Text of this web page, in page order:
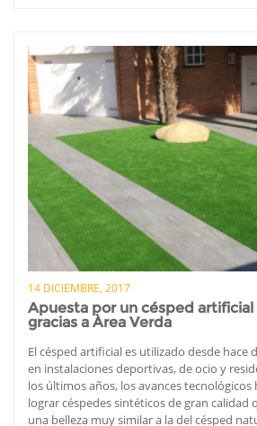
14 DICIEMBRE, 2017
Apuesta por un césped artificial
gracias a Àrea Verda
El césped artificial es utilizado desde hace
en instalaciones deportivas, de ocio y
los últimos años, los avances
lograr céspedes sintéticos de gran calidad
una belleza muy similar a la del césped